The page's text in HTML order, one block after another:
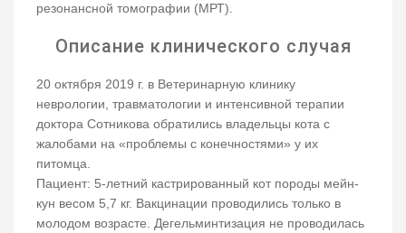
резонансной томографии (МРТ).
Описание клинического случая
20 октября 2019 г. в Ветеринарную клинику
неврологии, травматологии и интенсивной терапии
доктора Сотникова обратились владельцы кота с
жалобами на «проблемы с конечностями» у их
питомца.
Пациент: 5-летний кастрированный кот породы мейн-
кун весом 5,7 кг. Вакцинации проводились только в
молодом возрасте. Дегельминтизация не проводилась